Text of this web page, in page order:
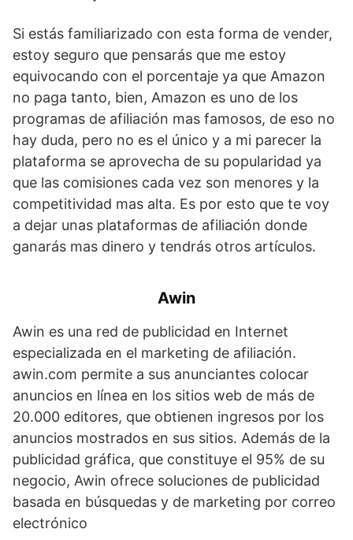
Si estás familiarizado con esta forma de vender,
estoy seguro que pensarás que me estoy
equivocando con el porcentaje ya que Amazon
no paga tanto, bien, Amazon es uno de los
programas de afiliación mas famosos, de eso no
hay duda, pero no es el único y a mi parecer la
plataforma se aprovecha de su popularidad ya
que las comisiones cada vez son menores y la
competitividad mas alta. Es por esto que te voy
a dejar unas plataformas de afiliación donde
ganarás mas dinero y tendrás otros artículos.
Awin
Awin es una red de publicidad en Internet
especializada en el marketing de afiliación.
awin.com permite a sus anunciantes colocar
anuncios en línea en los sitios web de más de
20.000 editores, que obtienen ingresos por los
anuncios mostrados en sus sitios. Además de la
publicidad gráfica, que constituye el 95% de su
negocio, Awin ofrece soluciones de publicidad
basada en búsquedas y de marketing por correo
electrónico